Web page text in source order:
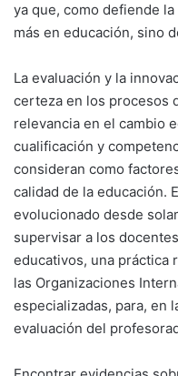
ya que, como defiende
más en educación, sino
La evaluación y la
certeza en los procesos
relevancia en el cambio
cualificación y
consideran como
calidad de la educación.
evolucionado desde
supervisar a los
educativos, una práctica
las Organizaciones
especializadas, para, en
evaluación del